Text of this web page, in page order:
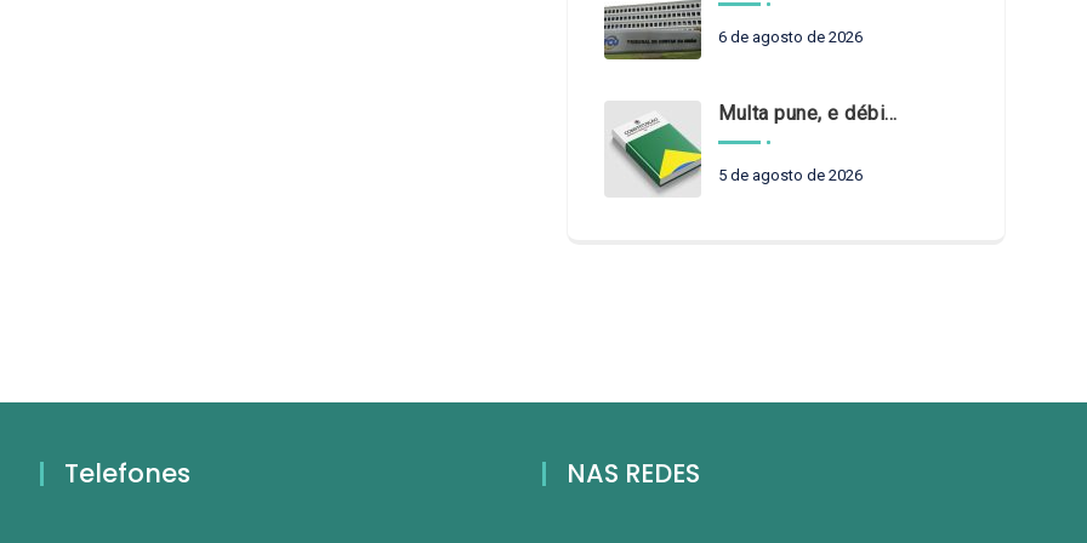
6 de agosto de 2026
Multa pune, e débito recompõe. § 3º do art. 71 da Constituição: um problema de legística formal
5 de agosto de 2026
Telefones NAS REDES